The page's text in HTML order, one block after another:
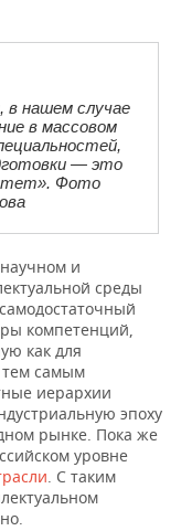
в нашем случае
в массовом
— это
Фото
и
среды
компетенций,
как для
тем самым
иерархии
эпоху
рынке. Пока же
уровне
. С таким